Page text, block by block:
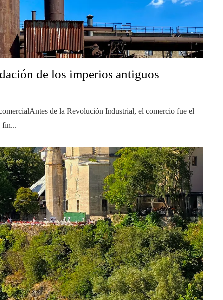
de los imperios antiguos
de la Revolución Industrial, el comercio fue el
fin...